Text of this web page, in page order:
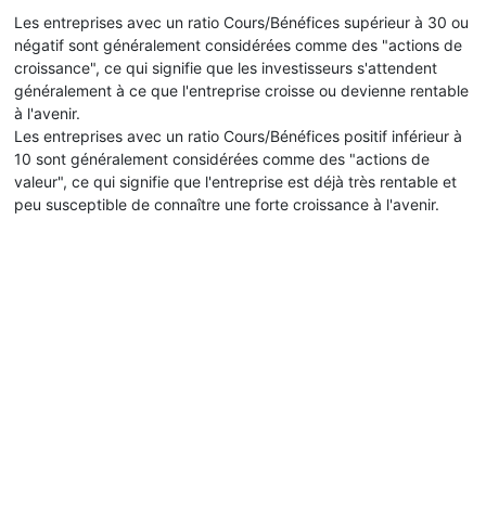
Les entreprises avec un ratio Cours/Bénéfices supérieur à 30 ou
négatif sont généralement considérées comme des "actions de
croissance", ce qui signifie que les investisseurs s'attendent
généralement à ce que l'entreprise croisse ou devienne rentable
à l'avenir.
Les entreprises avec un ratio Cours/Bénéfices positif inférieur à
10 sont généralement considérées comme des "actions de
valeur", ce qui signifie que l'entreprise est déjà très rentable et
peu susceptible de connaître une forte croissance à l'avenir.